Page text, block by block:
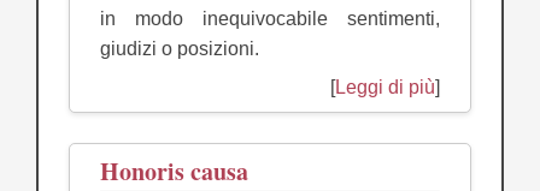
in modo inequivocabile sentimenti,
giudizi o posizioni.
[Leggi di più]
Honoris causa